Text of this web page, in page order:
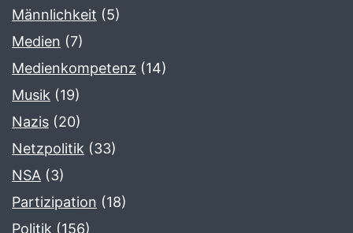
Männlichkeit (5)
Medien (7)
Medienkompetenz (14)
Musik (19)
Nazis (20)
Netzpolitik (33)
NSA (3)
Partizipation (18)
Politik (156)